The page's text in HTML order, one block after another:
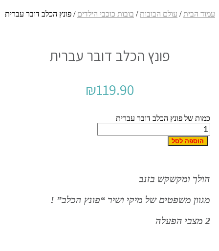
עמוד הבית / עולם הבובות / בובות כוכבי הילדים / פונץ הכלב דובר עברית
פונץ הכלב דובר עברית
₪119.90
כמות של פונץ הכלב דובר עברית
הוספה לסל
הולך ומקשקש בזנב
מגוון משפטים של מיקי ושיר “פונץ הכלב” !
2 מצבי הפעלה